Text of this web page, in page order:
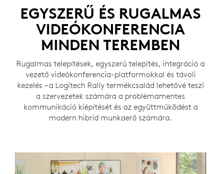
EGYSZERŰ ÉS RUGALMAS
VIDEÓKONFERENCIA
MINDEN TEREMBEN
Rugalmas telepítések, egyszerű telepítés, integráció a
vezető videókonferencia-platformokkal és távoli
kezelés – a Logitech Rally termékcsalád lehetővé teszi
a szervezetek számára a problémamentes
kommunikáció kiépítését és az együttműködést a
modern hibrid munkaerő számára.